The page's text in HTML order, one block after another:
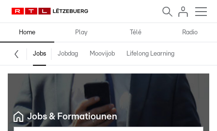
Home Play Télé Radio
Jobs Jobdag Moovijob Lifelong Learning
Jobs & Formatiounen